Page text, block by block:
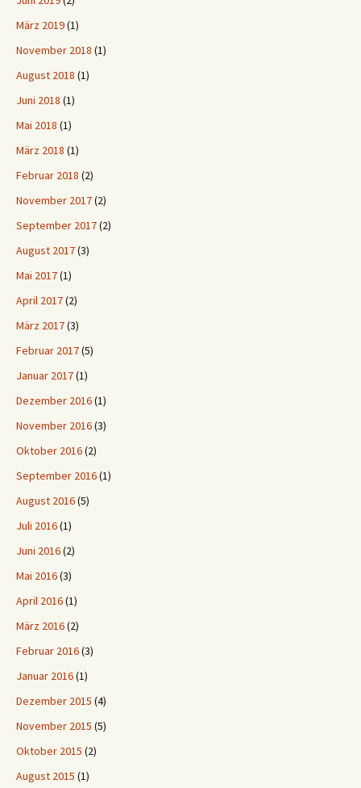
März 2019(1)
November 2018 (1)
August 2018 (1)
Juni 2018 (1)
Mai 2018 (1)
März 2018 (1)
Februar 2018 (2)
November 2017(2)
September 2017(2)
August 2017(3)
Mai 2017(1)
April 2017(2)
März 2017(3)
Februar 2017(5)
Januar 2017(1)
Dezember 2016(1)
November 2016(3)
Oktober 2016(2)
September 2016(1)
August 2016(5)
Juli 2016(1)
Juni 2016(2)
Mai 2016(3)
April 2016(1)
März 2016(2)
Februar 2016(3)
Januar 2016(1)
Dezember 2015 (4)
November 2015 (5)
Oktober 2015 (2)
August 2015 (1)